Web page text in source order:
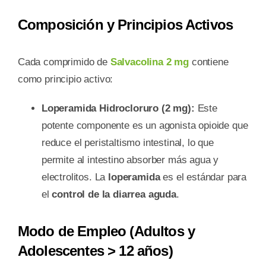
Composición y Principios Activos
Cada comprimido de Salvacolina 2 mg contiene
como principio activo:
Loperamida Hidrocloruro (2 mg): Este
potente componente es un agonista opioide que
reduce el peristaltismo intestinal, lo que
permite al intestino absorber más agua y
electrolitos. La loperamidaes el estándar para
elcontrol de la diarrea aguda.
Modo de Empleo (Adultos y
Adolescentes > 12 años)